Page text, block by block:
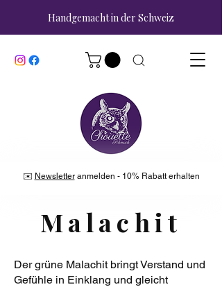
Handgemacht in der Schweiz
✉️ Newsletteranmelden - 10% Rabatt erhalten
Malachit
Der grüne Malachit bringt Verstand und
Gefühle in Einklang und gleicht